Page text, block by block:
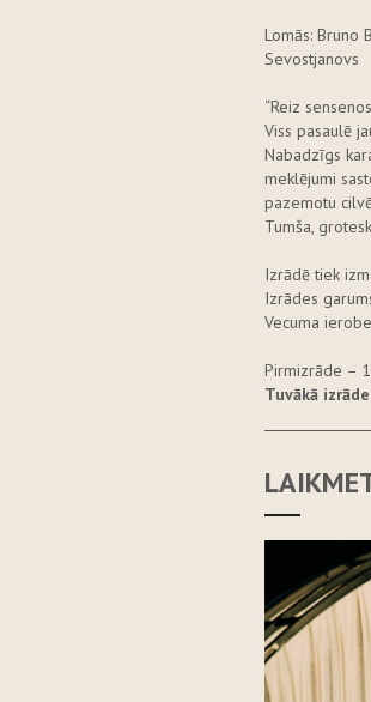
Lomās: Bruno
Sevostjanovs
“Reiz
Viss pasaulē
Nabadzīgs
meklējumi
pazemotu
Tumša,
Izrādē tiek
Izrādes
Vecuma
Pirmizrāde –
Tuvākā izrāde